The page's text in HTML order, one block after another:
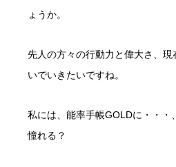
ょうか。
先人の方々の行動力と偉大さ、
いでいきたいですね。
私には、能率手帳GOLDに・・・
憧れる？